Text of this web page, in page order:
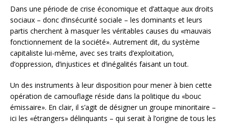
Dans une période de crise économique et d’attaque aux droits
sociaux – donc d’insécurité sociale – les dominants et leurs
partis cherchent à masquer les véritables causes du «mauvais
fonctionnement de la société». Autrement dit, du système
capitaliste lui-même, avec ses traits d’exploitation,
d’oppression, d’injustices et d’inégalités faisant un tout.
Un des instruments à leur disposition pour mener à bien cette
opération de camouflage réside dans la politique du «bouc
émissaire». En clair, il s’agit de désigner un groupe minoritaire –
ici les «étrangers» délinquants – qui serait à l’origine de tous les